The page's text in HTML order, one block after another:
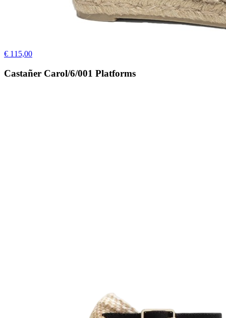
€ 115,00
Castañer Carol/6/001 Platforms